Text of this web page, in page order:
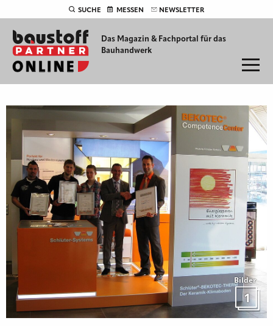
SUCHE MESSEN NEWSLETTER
Das Magazin & Fachportal für das
Bauhandwerk
Bilder
1